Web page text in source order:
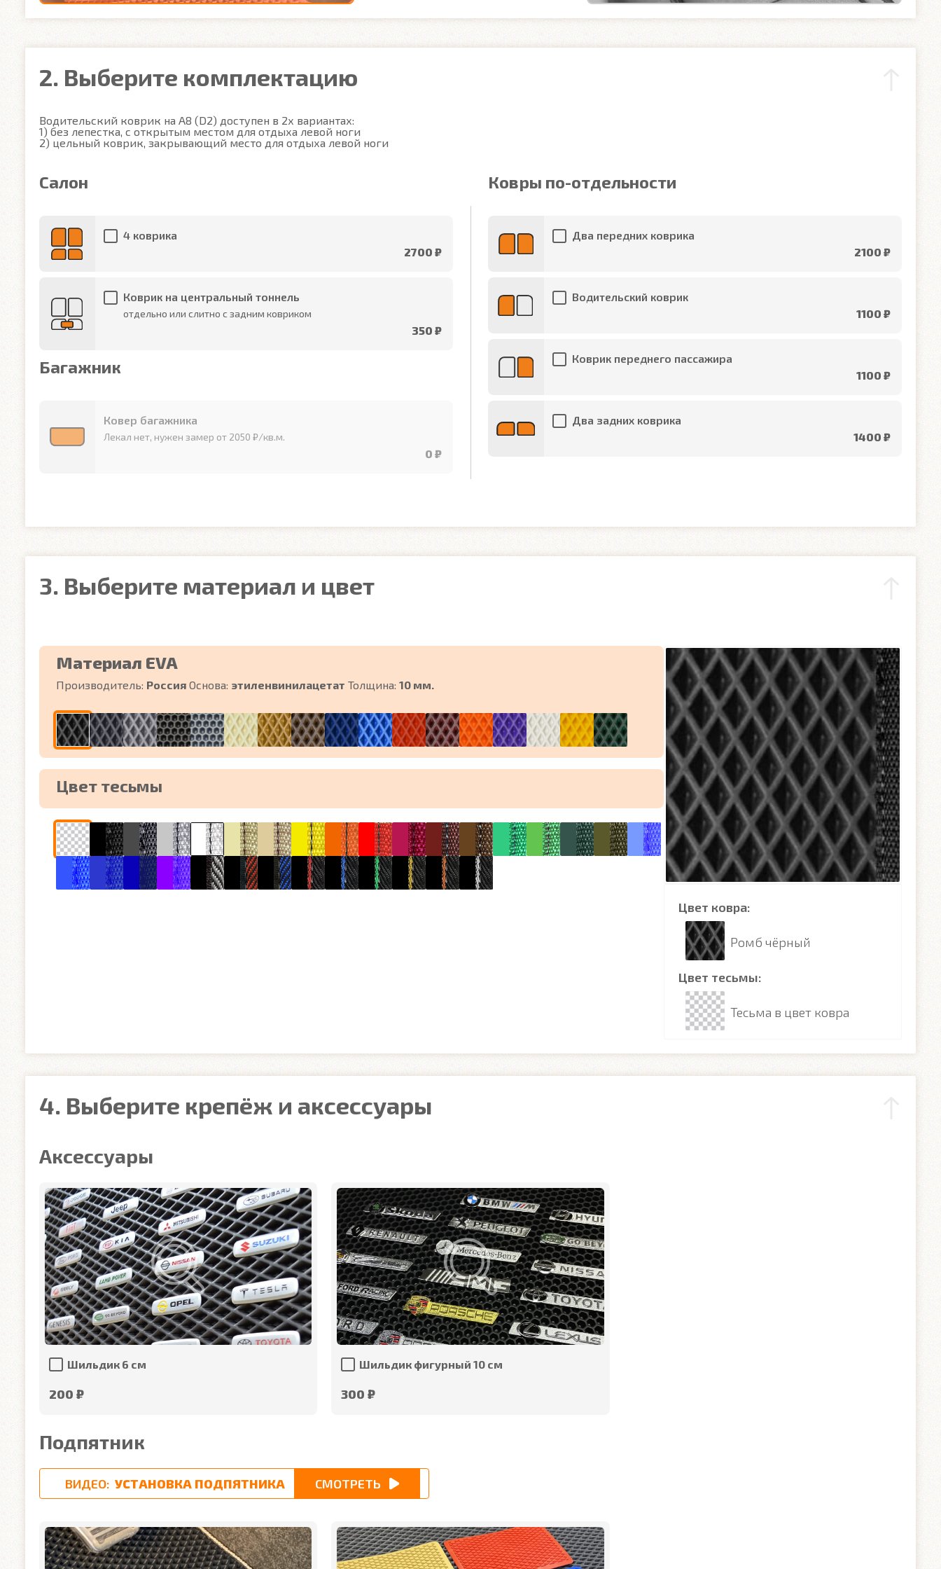
2. Выберите комплектацию
Водительский коврик на A8 (D2) доступен в 2х вариантах:
1) без лепестка, с открытым местом для отдыха левой ноги
2) цельный коврик, закрывающий место для отдыха левой ноги
Салон
4 коврика
2700 ₽
Коврик на центральный тоннель
отдельно или слитно с задним ковриком
350 ₽
Багажник
Ковер багажника
Лекал нет, нужен замер от 2050 ₽/кв.м.
0 ₽
Ковры по-отдельности
Два передних коврика
2100 ₽
Водительский коврик
1100 ₽
Коврик переднего пассажира
1100 ₽
Два задних коврика
1400 ₽
3. Выберите материал и цвет
Материал EVA
Производитель: Россия Основа: этиленвинилацетат Толщина: 10 мм.
Цвет тесьмы
Цвет ковра:
Ромб чёрный
Цвет тесьмы:
Тесьма в цвет ковра
4. Выберите крепёж и аксессуары
Аксессуары
Шильдик 6 см
200 ₽
Шильдик фигурный 10 см
300 ₽
Подпятник
ВИДЕО: УСТАНОВКА ПОДПЯТНИКА СМОТРЕТЬ